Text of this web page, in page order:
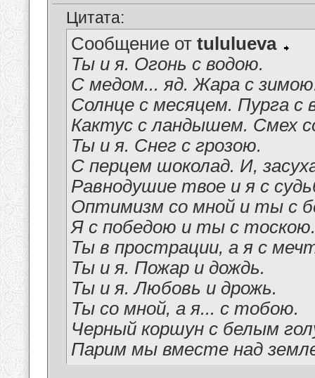
Цитата:
Сообщение от tululueva
Ты и я. Огонь с водою.
С медом... яд. Жара с
Солнце с месяцем. Пурга с
Кактус с ландышем. Смех
Ты и я. Снег с грозою.
С перцем шоколад. И,
Равнодушие твое и я с
Оптимизм со мной и ты с
Я с победою и ты с тоскою.
Ты в прострации, а я с
Ты и я. Пожар и дождь.
Ты и я. Любовь и дрожь.
Ты со мной, а я... с тобою.
Черный коршун с белым
Парим мы вместе над